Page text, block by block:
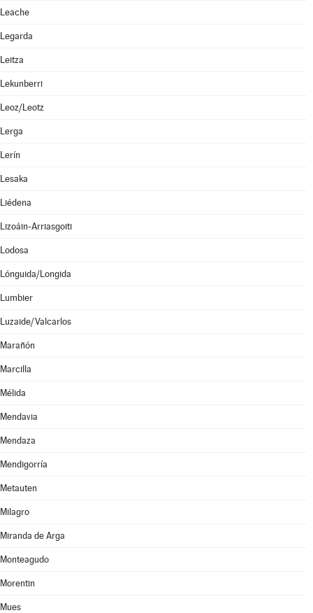
Leache
Legarda
Leitza
Lekunberri
Leoz/Leotz
Lerga
Lerín
Lesaka
Liédena
Lizoáin-Arriasgoiti
Lodosa
Lónguida/Longida
Lumbier
Luzaide/Valcarlos
Marañón
Marcilla
Mélida
Mendavia
Mendaza
Mendigorría
Metauten
Milagro
Miranda de Arga
Monteagudo
Morentin
Mues